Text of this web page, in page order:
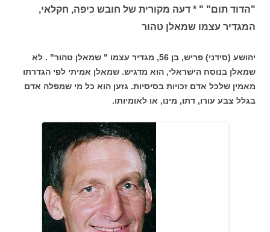
"הדוד תום" " * דעה מקורית של חובש כיפה, חקלאי,
המגדיר עצמו שמאלן טהור
יהושע (סידני) פריש, בן 56, מגדיר עצמו " שמאלן טהור" . לא
שמאלן בנוסח הישראלי, הוא מדגיש. שמאלן אמיתי לפי הגדרתו
מאמין שלכל אדם זכויות בסיסיות. גזען הוא כל מי שמפלה אדם
בגלל צבע עורו, דתו, מינו, או לאומיותו.